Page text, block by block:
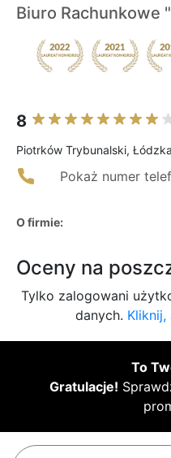
Biuro Rachunkowe
8
Piotrków Trybunalski,
Pokaż numer
O firmie:
Oceny na
Tylko zalogowani
danych.
To
Gratulacje!